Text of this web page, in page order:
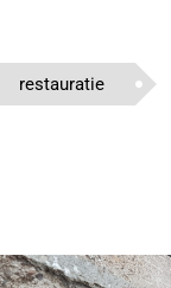
restauratie